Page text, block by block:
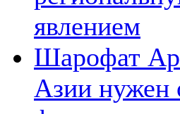
явлением
Шарофат
Азии нужен